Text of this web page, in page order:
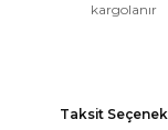
kargolanır
Taksit